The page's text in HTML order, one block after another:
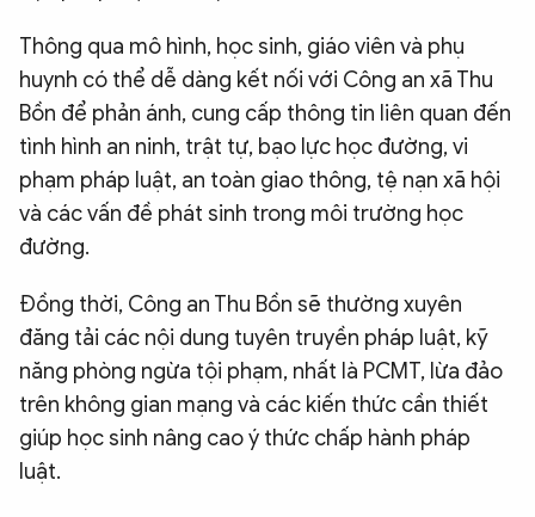
Thông qua mô hình, học sinh, giáo viên và phụ
huynh có thể dễ dàng kết nối với Công an xã Thu
Bồn để phản ánh, cung cấp thông tin liên quan đến
tình hình an ninh, trật tự, bạo lực học đường, vi
phạm pháp luật, an toàn giao thông, tệ nạn xã hội
và các vấn đề phát sinh trong môi trường học
đường.
Đồng thời, Công an Thu Bồn sẽ thường xuyên
đăng tải các nội dung tuyên truyền pháp luật, kỹ
năng phòng ngừa tội phạm, nhất là PCMT, lừa đảo
trên không gian mạng và các kiến thức cần thiết
giúp học sinh nâng cao ý thức chấp hành pháp
luật.